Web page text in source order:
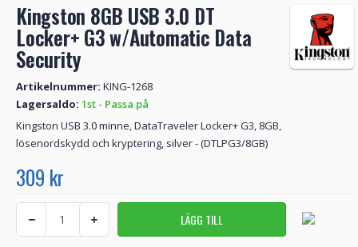
Kingston 8GB USB 3.0 DT
Locker+ G3 w/Automatic Data
Security
Artikelnummer: KING-1268
Lagersaldo: 1st - Passa på
Kingston USB 3.0 minne, DataTraveler Locker+ G3, 8GB,
lösenordskydd och kryptering, silver - (DTLPG3/8GB)
309 kr